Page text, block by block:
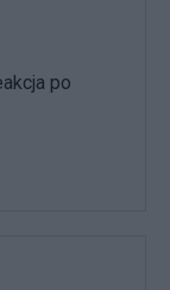
po